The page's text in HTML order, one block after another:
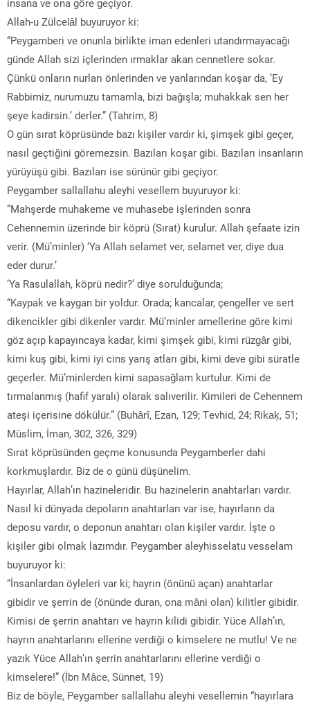
Allah-u Zülcelâl buyuruyor ki:
“Peygamberi ve onunla birlikte iman edenleri utandırmayacağı
günde Allah sizi içlerinden ırmaklar akan cennetlere sokar.
Çünkü onların nurları önlerinden ve yanlarından koşar da, ‘Ey
Rabbimiz, nurumuzu tamamla, bizi bağışla; muhakkak sen her
şeye kadirsin.’ derler.” (Tahrim, 8)
O gün sırat köprüsünde bazı kişiler vardır ki, şimşek gibi geçer,
nasıl geçtiğini göremezsin. Bazıları koşar gibi. Bazıları insanların
yürüyüşü gibi. Bazıları ise sürünür gibi geçiyor.
Peygamber sallallahu aleyhi vesellem buyuruyor ki:
“Mahşerde muhakeme ve muhasebe işlerinden sonra
Cehennemin üzerinde bir köprü (Sırat) kurulur. Allah şefaate izin
verir. (Mü’minler) ‘Ya Allah selamet ver, selamet ver, diye dua
eder durur.’
‘Ya Rasulallah, köprü nedir?’ diye sorulduğunda;
“Kaypak ve kaygan bir yoldur. Orada; kancalar, çengeller ve sert
dikencikler gibi dikenler vardır. Mü’minler amellerine göre kimi
göz açıp kapayıncaya kadar, kimi şimşek gibi, kimi rüzgâr gibi,
kimi kuş gibi, kimi iyi cins yarış atları gibi, kimi deve gibi süratle
geçerler. Mü’minlerden kimi sapasağlam kurtulur. Kimi de
tırmalanmış (hafif yaralı) olarak salıverilir. Kimileri de Cehennem
ateşi içerisine dökülür.” (Buhârî, Ezan, 129; Tevhid, 24; Rikaķ, 51;
Müslim, İman, 302, 326, 329)
Sırat köprüsünden geçme konusunda Peygamberler dahi
korkmuşlardır. Biz de o günü düşünelim.
Hayırlar, Allah’ın hazineleridir. Bu hazinelerin anahtarları vardır.
Nasıl ki dünyada depoların anahtarları var ise, hayırların da
deposu vardır, o deponun anahtarı olan kişiler vardır. İşte o
kişiler gibi olmak lazımdır. Peygamber aleyhisselatu vesselam
buyuruyor ki:
“İnsanlardan öyleleri var ki; hayrın (önünü açan) anahtarlar
gibidir ve şerrin de (önünde duran, ona mâni olan) kilitler gibidir.
Kimisi de şerrin anahtarı ve hayrın kilidi gibidir. Yüce Allah’ın,
hayrın anahtarlarını ellerine verdiği o kimselere ne mutlu! Ve ne
yazık Yüce Allah’ın şerrin anahtarlarını ellerine verdiği o
kimselere!” (İbn Mâce, Sünnet, 19)
Biz de böyle, Peygamber sallallahu aleyhi vesellemin “hayırlara